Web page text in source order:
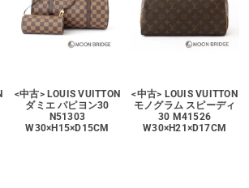
<中古> LOUIS VUITTON
ダミエ パピヨン30
N51303
W30×H15×D15CM
<中古> LOUIS VUITTON
モノグラム スピーディ
30 M41526
W30×H21×D17CM